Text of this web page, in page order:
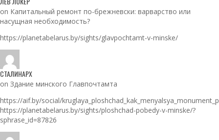
on Капитальный ремонт по-брежневски: варварство или
насущная необходимость?
https://planetabelarus.by/sights/glavpochtamt-v-minske/
СТАЛИНАРХ
on Здание минского Главпочтамта
https://aif.by/social/
https://planetabelarus.by/sights/ploshchad-pobedy-v-minske/?
sphrase_id=87826